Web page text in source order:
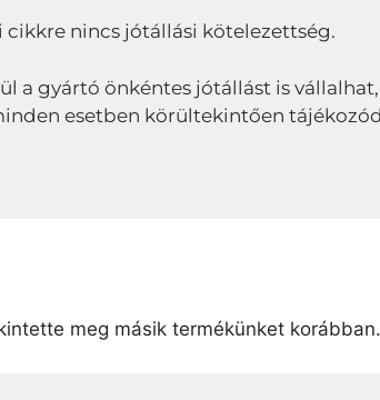
cikkre nincs jótállási kötelezettség.
a gyártó önkéntes jótállást is
esetben körültekintően
meg másik termékünket korábban.